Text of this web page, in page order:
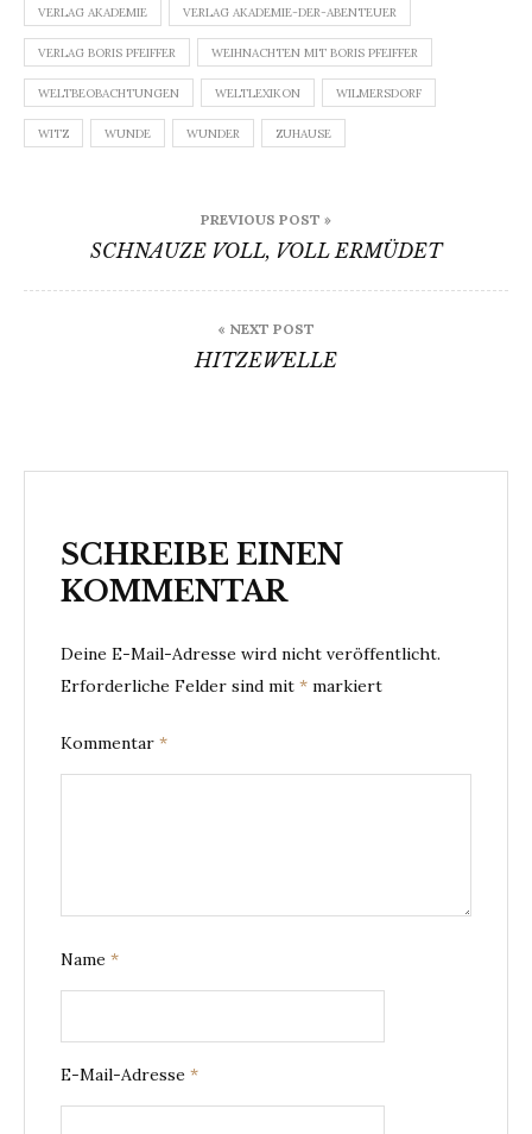
VERLAG AKADEMIE VERLAG AKADEMIE-DER-ABENTEUER
VERLAG BORIS PFEIFFER WEIHNACHTEN MIT BORIS PFEIFFER
WELTBEOBACHTUNGEN WELTLEXIKON WILMERSDORF
WITZ WUNDE WUNDER ZUHAUSE
PREVIOUS POST »
SCHNAUZE VOLL, VOLL ERMÜDET
« NEXT POST
HITZEWELLE
SCHREIBE EINEN
KOMMENTAR
Deine E-Mail-Adresse wird nicht veröffentlicht.
Erforderliche Felder sind mit * markiert
Kommentar *
Name *
E-Mail-Adresse *